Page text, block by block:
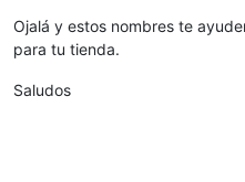
Ojalá y estos nombres te
para tu tienda.
Saludos